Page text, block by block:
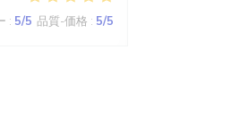
: 5/5 品質-価格 : 5/5